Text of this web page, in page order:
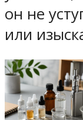
он не
или